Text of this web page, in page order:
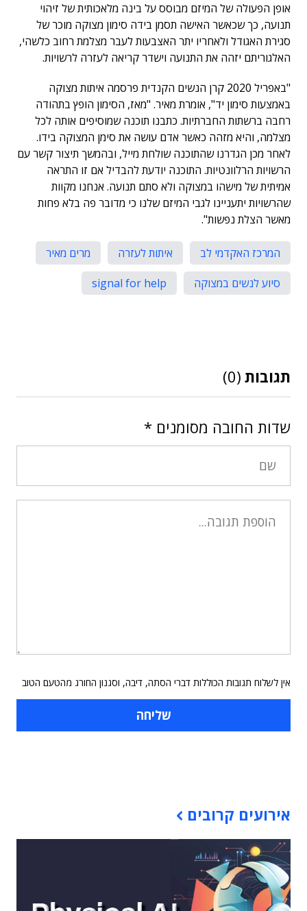
אופן הפעולה של המיזם מבוסס על בינה מלאכותית של זיהוי
תנועה, כך שכאשר האישה תסמן בידה סימון מצוקה מוכר של
סגירת האגודל ולאחריו יתר האצבעות לעבר מצלמת רחוב כלשהי,
האלגוריתם יזהה את התנועה וישדר קריאה לעזרה לרשויות.
"באפריל 2020 קרן הנשים הקנדית פרסמה איתות מצוקה
באמצעות סימון יד", אומרת מאיר. "מאז, הסימון הופץ בתהודה
רחבה ברשתות החברתיות. כתבנו תוכנה שמוסיפים אותה לכל
מצלמה, והיא מזהה כאשר אדם עושה את סימן המצוקה בידו.
לאחר מכן הגדרנו שהתוכנה שולחת מייל, ובהמשך תיצור קשר עם
הרשויות הרלוונטיות. התוכנה יודעת להבדיל אם זו התראה
אמיתית של מישהו במצוקה ולא סתם תנועה. אנחנו מקוות
שהרשויות יתעניינו לגבי המיזם שלנו כי מדובר פה בלא פחות
מאשר הצלת נפשות".
המרכז האקדמי לב איתות לעזרה
מרים מאיר
סיוע לנשים במצוקה
signal for help
תגובות (0)
שדות החובה מסומנים *
אין לשלוח תגובות הכוללות דברי הסתה, דיבה, וסגנון החורג מהטעם הטוב
אירועים קרובים